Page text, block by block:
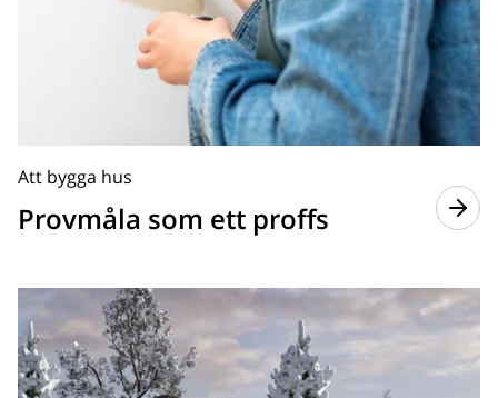
Att bygga hus
Provmåla som ett proffs